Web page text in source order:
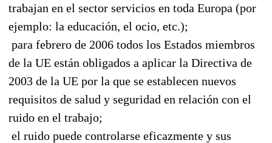
trabajan en el sector servicios en toda Europa (por
ejemplo: la educación, el ocio, etc.);
 para febrero de 2006 todos los Estados miembros
de la UE están obligados a aplicar la Directiva de
2003 de la UE por la que se establecen nuevos
requisitos de salud y seguridad en relación con el
ruido en el trabajo;
 el ruido puede controlarse eficazmente y sus